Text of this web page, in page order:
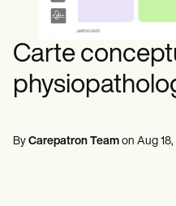
Professionnels de la santé
Travailleurs sociaux
Kinésithérapeutes
Infirmiers
Resources
Insurance claims
Speech therapists
Life coaches
Massage therapists
Personal trainers
Carte
By Carepatron Team on Aug